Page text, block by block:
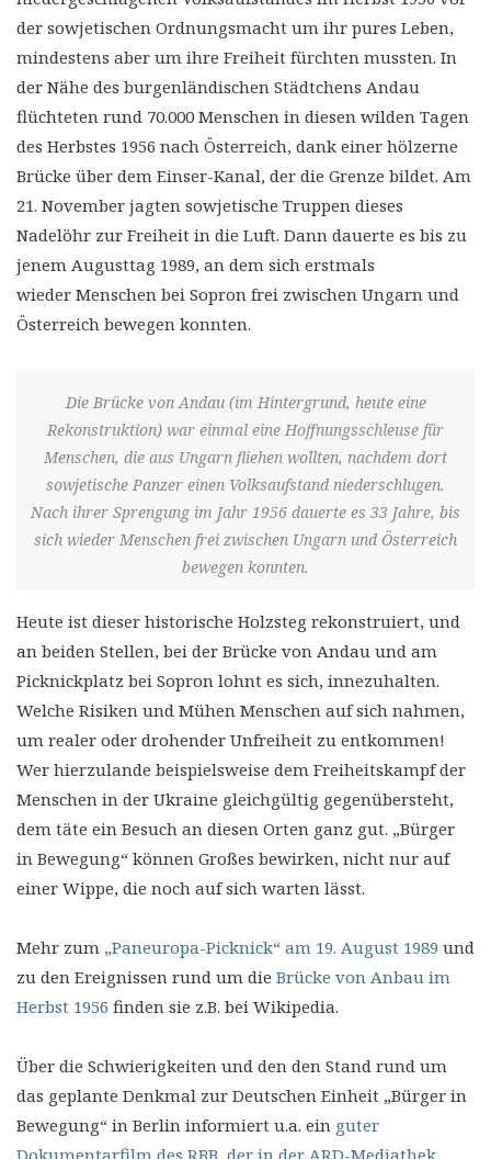
der sowjetischen Ordnungsmacht um ihr pures Leben,
mindestens aber um ihre Freiheit fürchten mussten. In
der Nähe des burgenländischen Städtchens Andau
flüchteten rund 70.000 Menschen in diesen wilden Tagen
des Herbstes 1956 nach Österreich, dank einer hölzerne
Brücke über dem Einser-Kanal, der die Grenze bildet. Am
21. November jagten sowjetische Truppen dieses
Nadelöhr zur Freiheit in die Luft. Dann dauerte es bis zu
jenem Augusttag 1989, an dem sich erstmals
wieder Menschen bei Sopron frei zwischen Ungarn und
Österreich bewegen konnten.
Die Brücke von Andau (im Hintergrund, heute eine
Rekonstruktion) war einmal eine Hoffnungsschleuse für
Menschen, die aus Ungarn fliehen wollten, nachdem dort
sowjetische Panzer einen Volksaufstand niederschlugen.
Nach ihrer Sprengung im Jahr 1956 dauerte es 33 Jahre, bis
sich wieder Menschen frei zwischen Ungarn und Österreich
bewegen konnten.
Heute ist dieser historische Holzsteg rekonstruiert, und
an beiden Stellen, bei der Brücke von Andau und am
Picknickplatz bei Sopron lohnt es sich, innezuhalten.
Welche Risiken und Mühen Menschen auf sich nahmen,
um realer oder drohender Unfreiheit zu entkommen!
Wer hierzulande beispielsweise dem Freiheitskampf der
Menschen in der Ukraine gleichgültig gegenübersteht,
dem täte ein Besuch an diesen Orten ganz gut. „Bürger
in Bewegung“ können Großes bewirken, nicht nur auf
einer Wippe, die noch auf sich warten lässt.
Mehr zum „Paneuropa-Picknick“ am 19. August 1989 und
zu den Ereignissen rund um die Brücke von Anbau im
Herbst 1956 finden sie z.B. bei Wikipedia.
Über die Schwierigkeiten und den den Stand rund um
das geplante Denkmal zur Deutschen Einheit „Bürger in
Bewegung“ in Berlin informiert u.a. ein guter
Dokumentarfilm des RBB, der in der ARD-Mediathek